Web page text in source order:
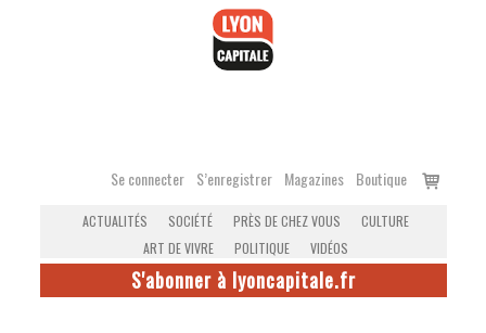
Se connecter S’enregistrer Magazines Boutique
Voir
ACTUALITÉS SOCIÉTÉ PRÈS DE CHEZ VOUS
CULTURE
ART DE VIVRE
POLITIQUE VIDÉOS
S'abonner à lyoncapitale.fr